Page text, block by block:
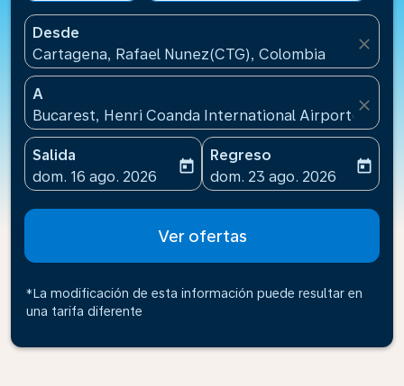
Desde
Cartagena, Rafael Nunez(CTG), Colombia
close
A
Bucarest, Henri Coanda International Airport(OTP),
close
Salida
fc-booking-departure-date-aria-label
dom. 16 ago. 2026
today
Regreso
fc-booking-return-date-
dom. 23 ago. 2026
today
Ver ofertas
*La modificación de esta información puede resultar en
una tarifa diferente